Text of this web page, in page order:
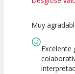
10
Calidad del
Espectáculo
Muy
Excelente